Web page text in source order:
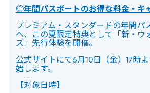
◎年間パスポートのお得な料金・キ
プレミアム・スタンダードの年間パ
へ、この夏限定特典として「新・ウ
ズ」先行体験を開催。
公式サイトにて6月10日（金）17時
始します。
【対象日時】